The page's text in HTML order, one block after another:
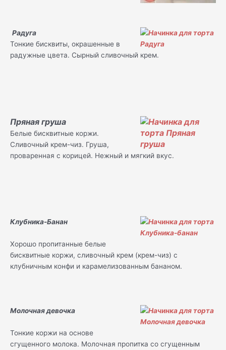
Радуга
Тонкие бисквиты, окрашенные в
радужные цвета. Сырный сливочный крем.
Пряная груша
Белые бисквитные коржи.
Сливочный крем-чиз. Груша,
проваренная с корицей. Нежный и мягкий вкус.
Клубника-Банан
Хорошо пропитанные белые
бисквитные коржи, сливочный крем (крем-чиз) с
клубничным конфи и карамелизованным бананом.
Молочная девочка
Тонкие коржи на основе
сгущенного молока. Молочная пропитка со сгущенным